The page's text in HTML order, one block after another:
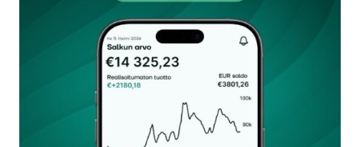
Kommentti*
Nimesi tai nimimerkkisi